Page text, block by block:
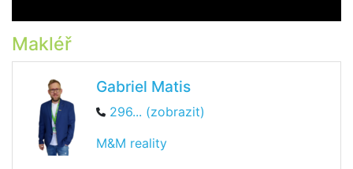
Makléř
Gabriel Matis
296... (zobrazit)
M&M reality